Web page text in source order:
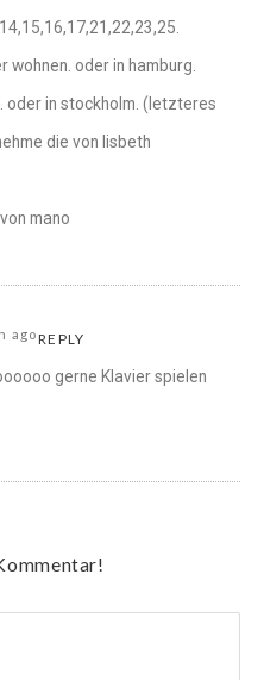
wohnen. oder in hamburg.
oder in stockholm. (letzteres
die von lisbeth
mano
agoREPLY
gerne Klavier spielen